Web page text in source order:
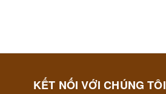
KẾT NỐI VỚI CHÚNG TÔI